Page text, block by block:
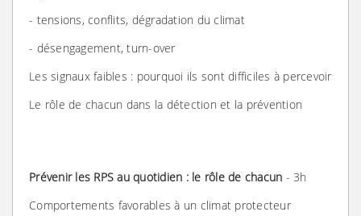
- tensions, conflits, dégradation du climat
- désengagement, turn-over
Les signaux faibles : pourquoi ils sont difficiles à percevoir
Le rôle de chacun dans la détection et la prévention
Prévenir les RPS au quotidien : le rôle de chacun - 3h
Comportements favorables à un climat protecteur